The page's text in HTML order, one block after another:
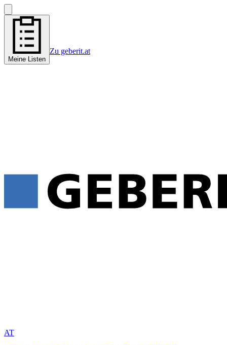
Meine Listen
Zu geberit.at
AT